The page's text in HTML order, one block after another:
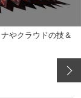
やクラウドの技＆